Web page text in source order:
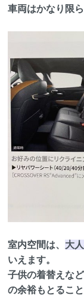
車両はかなり限
室内空間は、 大
いえます。
子供の着替えな
の余裕もとること